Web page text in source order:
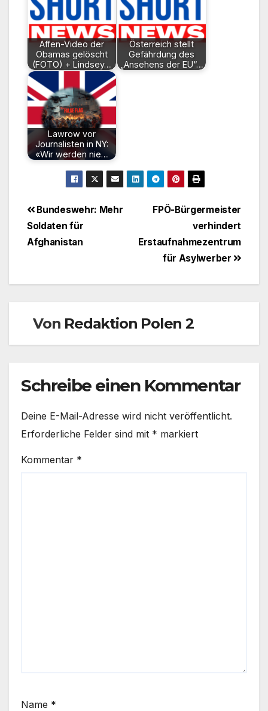
Affen-Video der
Obamas gelöscht
(FOTO) + Lindsey…
Österreich stellt
Gefährdung des
„Ansehens der EU“…
Lawrow vor
Journalisten in NY:
«Wir werden nie…
Beitragsnavigation
FPÖ-Bürgermeister
verhindert
Erstaufnahmezentrum
für Asylwerber
Bundeswehr: Mehr
Soldaten für
Afghanistan
Von Redaktion Polen 2
Schreibe einen Kommentar
Deine E-Mail-Adresse wird nicht veröffentlicht.
Erforderliche Felder sind mit * markiert
Kommentar *
Name *